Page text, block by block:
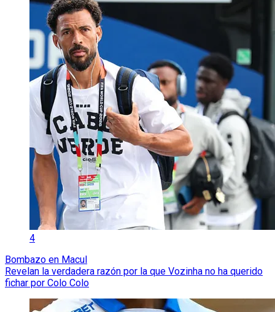
4
Bombazo en Macul
Revelan la verdadera razón por la que Vozinha no ha querido
fichar por Colo Colo